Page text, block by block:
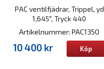
PAC ventilfjädrar, Trippel, yd
1,645", Tryck 440
Artikelnummer: PAC1350
10 400 kr Köp